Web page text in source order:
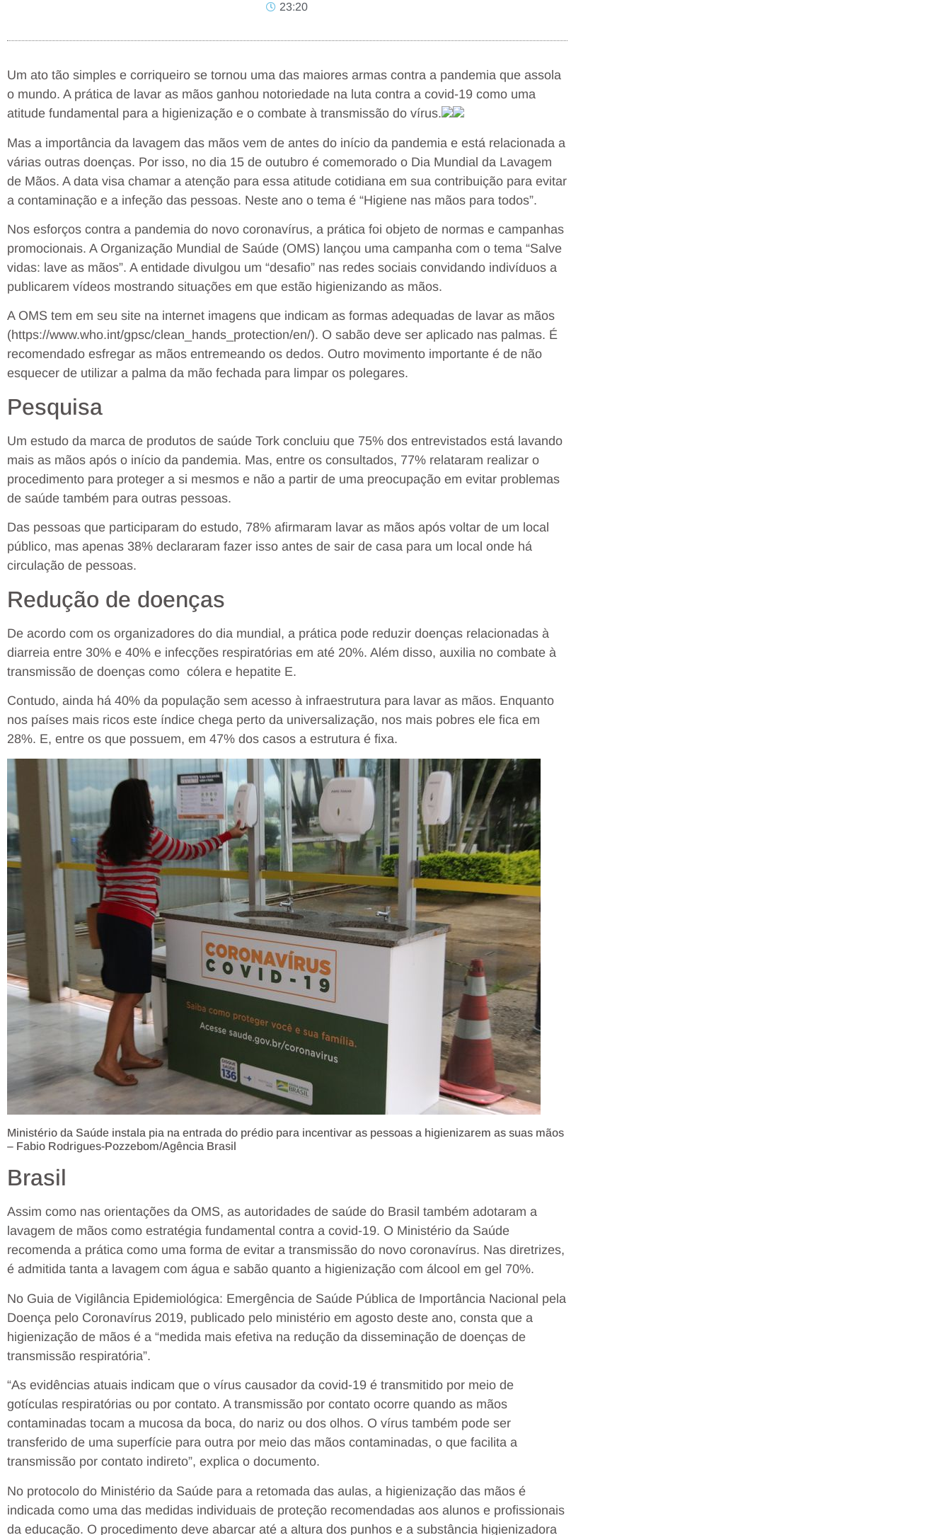
23:20
Um ato tão simples e corriqueiro se tornou uma das maiores armas contra a pandemia que assola
o mundo. A prática de lavar as mãos ganhou notoriedade na luta contra a covid-19 como uma
atitude fundamental para a higienização e o combate à transmissão do vírus.
Mas a importância da lavagem das mãos vem de antes do início da pandemia e está relacionada a
várias outras doenças. Por isso, no dia 15 de outubro é comemorado o Dia Mundial da Lavagem
de Mãos. A data visa chamar a atenção para essa atitude cotidiana em sua contribuição para evitar
a contaminação e a infeção das pessoas. Neste ano o tema é “Higiene nas mãos para todos”.
Nos esforços contra a pandemia do novo coronavírus, a prática foi objeto de normas e campanhas
promocionais. A Organização Mundial de Saúde (OMS) lançou uma campanha com o tema “Salve
vidas: lave as mãos”. A entidade divulgou um “desafio” nas redes sociais convidando indivíduos a
publicarem vídeos mostrando situações em que estão higienizando as mãos.
A OMS tem em seu site na internet imagens que indicam as formas adequadas de lavar as mãos
(https://www.who.int/gpsc/clean_hands_protection/en/). O sabão deve ser aplicado nas palmas. É
recomendado esfregar as mãos entremeando os dedos. Outro movimento importante é de não
esquecer de utilizar a palma da mão fechada para limpar os polegares.
Pesquisa
Um estudo da marca de produtos de saúde Tork concluiu que 75% dos entrevistados está lavando
mais as mãos após o início da pandemia. Mas, entre os consultados, 77% relataram realizar o
procedimento para proteger a si mesmos e não a partir de uma preocupação em evitar problemas
de saúde também para outras pessoas.
Das pessoas que participaram do estudo, 78% afirmaram lavar as mãos após voltar de um local
público, mas apenas 38% declararam fazer isso antes de sair de casa para um local onde há
circulação de pessoas.
Redução de doenças
De acordo com os organizadores do dia mundial, a prática pode reduzir doenças relacionadas à
diarreia entre 30% e 40% e infecções respiratórias em até 20%. Além disso, auxilia no combate à
transmissão de doenças como cólera e hepatite E.
Contudo, ainda há 40% da população sem acesso à infraestrutura para lavar as mãos. Enquanto
nos países mais ricos este índice chega perto da universalização, nos mais pobres ele fica em
28%. E, entre os que possuem, em 47% dos casos a estrutura é fixa.
Ministério da Saúde instala pia na entrada do prédio para incentivar as pessoas a higienizarem as suas mãos
– Fabio Rodrigues-Pozzebom/Agência Brasil
Brasil
Assim como nas orientações da OMS, as autoridades de saúde do Brasil também adotaram a
lavagem de mãos como estratégia fundamental contra a covid-19. O Ministério da Saúde
recomenda a prática como uma forma de evitar a transmissão do novo coronavírus. Nas diretrizes,
é admitida tanta a lavagem com água e sabão quanto a higienização com álcool em gel 70%.
No Guia de Vigilância Epidemiológica: Emergência de Saúde Pública de Importância Nacional pela
Doença pelo Coronavírus 2019, publicado pelo ministério em agosto deste ano, consta que a
higienização de mãos é a “medida mais efetiva na redução da disseminação de doenças de
transmissão respiratória”.
“As evidências atuais indicam que o vírus causador da covid-19 é transmitido por meio de
gotículas respiratórias ou por contato. A transmissão por contato ocorre quando as mãos
contaminadas tocam a mucosa da boca, do nariz ou dos olhos. O vírus também pode ser
transferido de uma superfície para outra por meio das mãos contaminadas, o que facilita a
transmissão por contato indireto”, explica o documento.
No protocolo do Ministério da Saúde para a retomada das aulas, a higienização das mãos é
indicada como uma das medidas individuais de proteção recomendadas aos alunos e profissionais
da educação. O procedimento deve abarcar até a altura dos punhos e a substância higienizadora